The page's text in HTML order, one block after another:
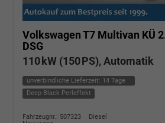
Volkswagen T7 Multivan KÜ
DSG
110 kW (150 PS), Automatik
unverbindliche Lieferzeit: 14 Tage
Deep Black Perleffekt
Fahrzeugnr.: 507323
Diesel